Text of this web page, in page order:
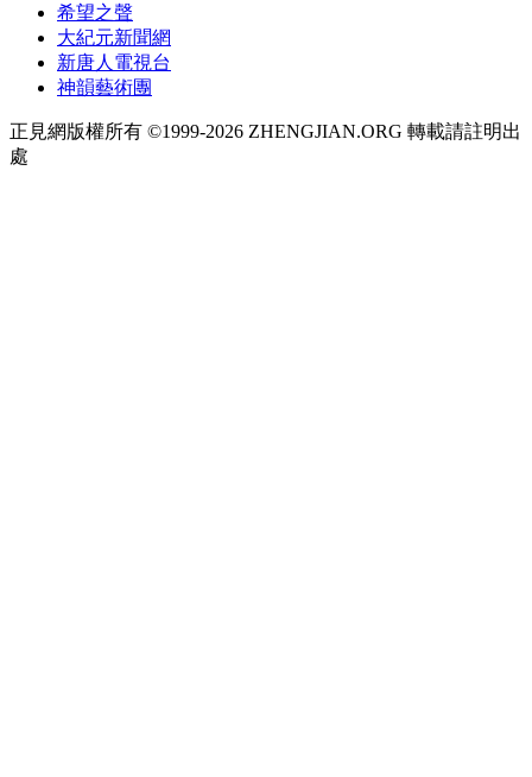
希望之聲
大紀元新聞網
新唐人電視台
神韻藝術團
正見網版權所有 ©1999-2026 ZHENGJIAN.ORG 轉載請註明出
處